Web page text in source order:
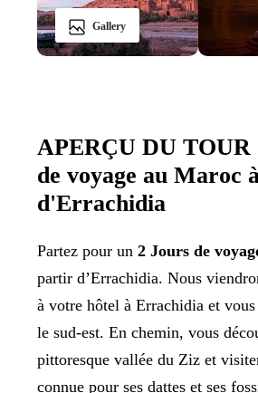
Gallery
APERÇU DU TOUR
de voyage au Maroc
d'Errachidia
Partez pour un 2 Jours de
partir d’Errachidia. Nous
à votre hôtel à Errachidia et
le sud-est. En chemin, vous
pittoresque vallée du Ziz et
connue pour ses dattes et ses